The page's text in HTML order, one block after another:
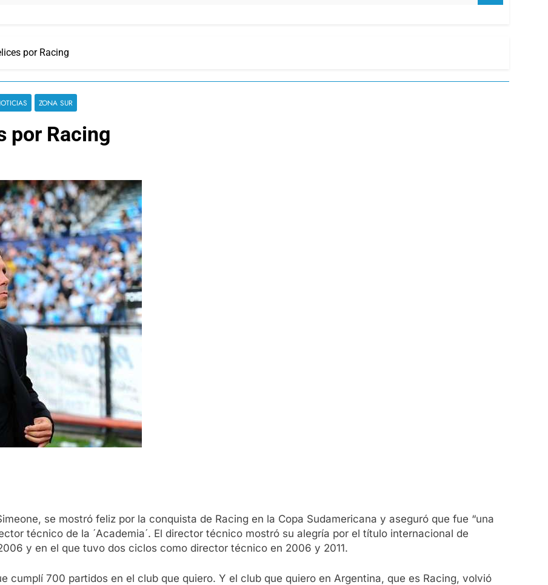
por Racing
ZONA SUR
por Racing
se mostró feliz por la conquista de Racing en la Copa Sudamericana y aseguró que fue “una
técnico de la ´Academia´. El director técnico mostró su alegría por el título internacional de
y en el que tuvo dos ciclos como director técnico en 2006 y 2011.
cumplí 700 partidos en el club que quiero. Y el club que quiero en Argentina, que es Racing, volvió